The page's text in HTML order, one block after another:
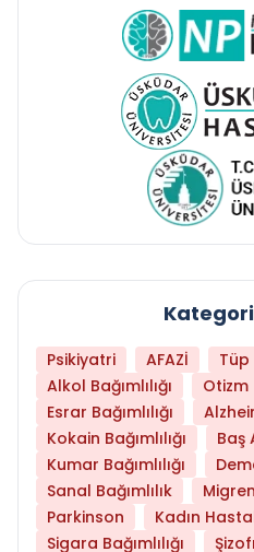
Psikiyatri AFAZİ
Tüp
Alkol Bağımlılığı
Otizm
Esrar Bağımlılığı
Kokain Bağımlılığı
Baş
Kumar Bağımlılığı
Sanal Bağımlılık
Migren
Parkinson
Kadın
Sigara Bağımlılığı